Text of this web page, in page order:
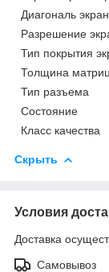
Диагональ
Разрешение
Тип покрытия
Толщина
Тип разъема
Состояние
Класс качества
Скрыть
Условия
Доставка
Самовывоз